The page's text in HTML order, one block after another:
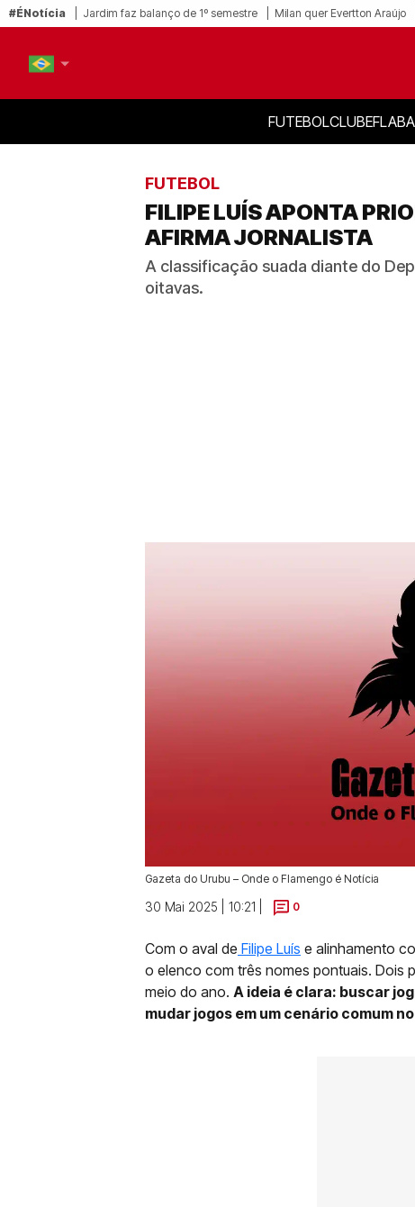
#ÉNotícia Jardim faz balanço de 1º semestre Milan quer Evertton Araújo
FUTEBOLCLUBE
FUTEBOL
FILIPE LUÍS APONTA
AFIRMA JORNALISTA
A classificação suada diante do
oitavas.
Gazeta do Urubu – Onde o Flamengo é Notícia
30 Mai 2025 | 10:21 | 0
Com o aval de Filipe Luís e alinhamento
o elenco com três nomes pontuais. Dois
meio do ano. A ideia é clara: buscar
mudar jogos em um cenário comum